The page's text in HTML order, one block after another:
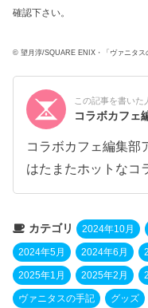
確認下さい。
© 望月淳/SQUARE ENIX・「ヴァニタス
この記事を書いた
コラボカフ
コラボカフェ編集部
はたまたホットなコ
カテゴリ 2024年10月
2024年5月 2024年6月
2025年1月 2025年2月
ヴァニタスの手記 グッズ